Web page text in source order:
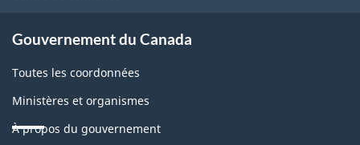
Gouvernement du Canada
Toutes les coordonnées
Ministères et organismes
À propos du gouvernement